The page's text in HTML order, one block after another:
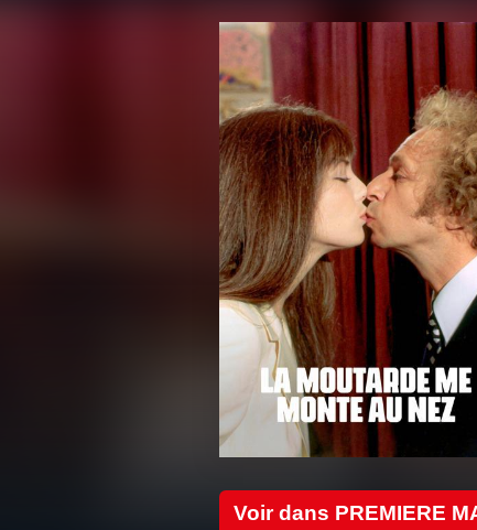
Voir dans PREMIERE